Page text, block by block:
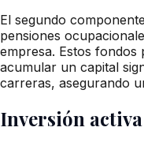
El segundo
pensiones
empresa. Estos fondos
acumular un capital
carreras, asegurando
Inversión